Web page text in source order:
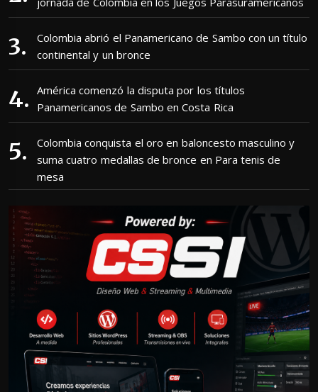
Colombia abrió el Panamericano de Sambo con un título
continental y un bronce
América comenzó la disputa por los títulos
Panamericanos de Sambo en Costa Rica
Colombia conquista el oro en baloncesto masculino y
suma cuatro medallas de bronce en Para tenis de
mesa